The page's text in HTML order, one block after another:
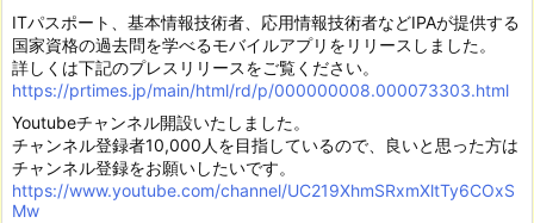
ITパスポート、基本情報技術者、応用情報技術者などIPAが提供する
国家資格の過去問を学べるモバイルアプリをリリースしました。
詳しくは下記のプレスリリースをご覧ください。
https://prtimes.jp/main/html/rd/p/000000008.000073303.html
Youtubeチャンネル開設いたしました。
チャンネル登録者10,000人を目指しているので、良いと思った方は
チャンネル登録をお願いしたいです。
https://www.youtube.com/channel/UC219XhmSRxmXltTy6COxS
Mw